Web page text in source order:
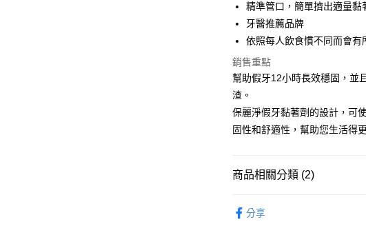
Google Pay
AFTEE先享後付
相關說明
【關於「AFTEE先享後付」】
AFTEE先享後付是「在收到商品
便利好安心！
１．簡單：不需註冊會員、不需綁
３．安心：先確認商品／服務後，
１．於結帳方式選擇「AFTEE先享
付」結帳頁面，進行簡訊認證並確
３．收到繳費通知簡訊後14天內，
／ATM／網路銀行／等多元方式進
即享券
運送方式
每筆NT$65，滿NT$390(含以
每筆NT$65，滿NT$390(含以
精準管口，簡單擠出適量
牙醫推薦品牌
依照每人飲食慣不同而會有
銷售重點
幫助假牙12小時長效穩固，並
渣。
保麗淨假牙黏著劑的設計，可
固性和舒適性，幫助您生活得
商品相關分類 (2)
分享